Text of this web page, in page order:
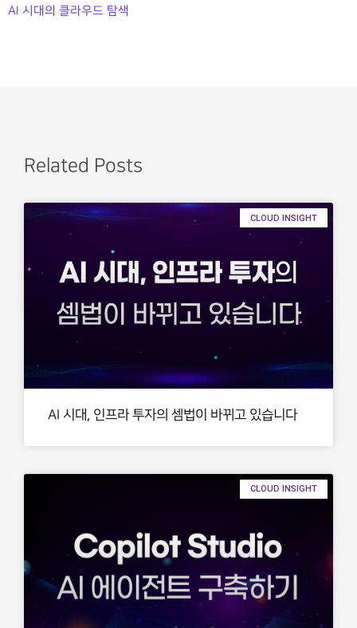
AI 시대의 클라우드 탐색
Related Posts
CLOUD INSIGHT
AI 시대, 인프라 투자의 셈법이 바뀌고 있습니다
CLOUD INSIGHT